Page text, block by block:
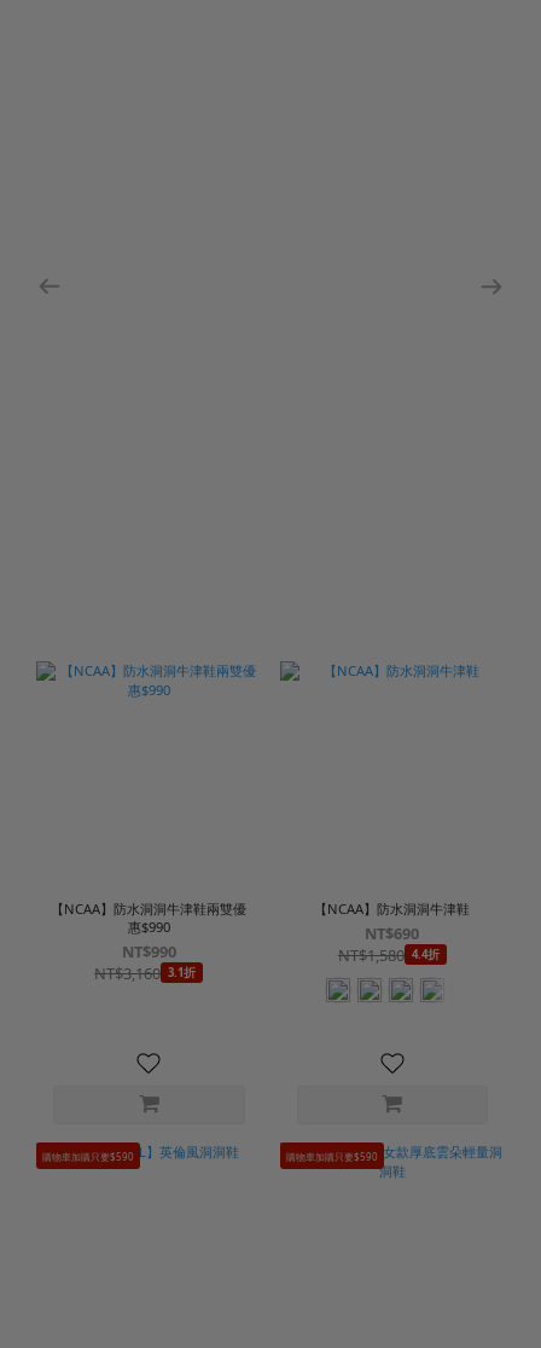
【NCAA】防水洞洞牛津鞋兩雙優
惠$990
NT$990
NT$3,160 3.1折
【NCAA】防水洞洞牛津鞋
NT$690
NT$1,580 4.4折
購物車加購只要$590 購物車加購只要$590